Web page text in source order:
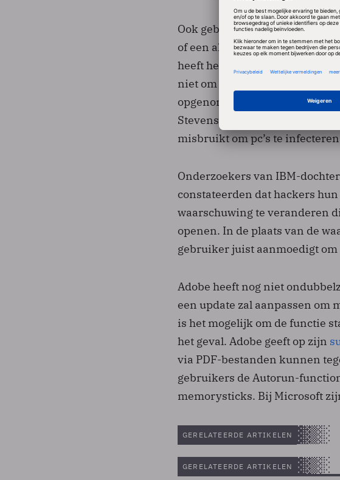
Ook gebruikers die de laatste
of een alternatieve PDF-lezer
heeft het beveiligingslek tot
niet om een echt lek maar om
opgenomen voorziening die /
Stevens demonstreerde
misbruikt om pc’s te
Onderzoekers van IBM-
constateerden dat hackers
waarschuwing te veranderen
openen. In de plaats van de
gebruiker juist aanmoedigt
Adobe heeft nog niet
een update zal aanpassen
is het mogelijk om de functie
het geval. Adobe geeft op zijn
via PDF-bestanden kunnen
gebruikers de Autorun-
memorysticks. Bij Microsoft
GERELATEERDE ARTIKELEN
GERELATEERDE ARTIKELEN